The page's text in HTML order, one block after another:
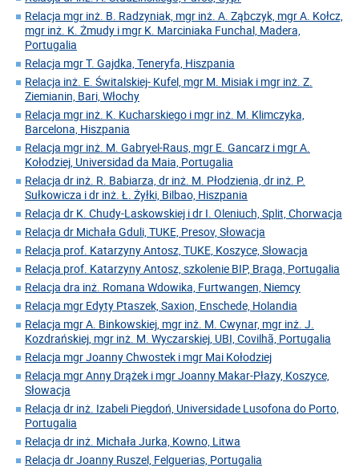
Relacja mgr inż. B. Radzyniak, mgr inż. A. Ząbczyk, mgr A. Kołcz,
mgr inż. K. Żmudy i mgr K. Marciniaka Funchal, Madera,
Portugalia
Relacja mgr T. Gajdka, Teneryfa, Hiszpania
Relacja inż. E. Świtalskiej- Kufel, mgr M. Misiak i mgr inż. Z.
Ziemianin, Bari, Włochy
Relacja mgr inż. K. Kucharskiego i mgr inż. M. Klimczyka,
Barcelona, Hiszpania
Relacja mgr inż. M. Gabryel-Raus, mgr E. Gancarz i mgr A.
Kołodziej, Universidad da Maia, Portugalia
Relacja dr inż. R. Babiarza, dr inż. M. Płodzienia, dr inż. P.
Sułkowicza i dr inż. Ł. Żyłki, Bilbao, Hiszpania
Relacja dr K. Chudy-Laskowskiej i dr I. Oleniuch, Split, Chorwacja
Relacja dr Michała Gduli, TUKE, Presov, Słowacja
Relacja prof. Katarzyny Antosz, TUKE, Koszyce, Słowacja
Relacja prof. Katarzyny Antosz, szkolenie BIP, Braga, Portugalia
Relacja dra inż. Romana Wdowika, Furtwangen, Niemcy
Relacja mgr Edyty Ptaszek, Saxion, Enschede, Holandia
Relacja mgr A. Binkowskiej, mgr inż. M. Cwynar, mgr inż. J.
Kozdrańskiej, mgr inż. M. Wyczarskiej, UBI, Covilhã, Portugalia
Relacja mgr Joanny Chwostek i mgr Mai Kołodziej
Relacja mgr Anny Drążek i mgr Joanny Makar-Płazy, Koszyce,
Słowacja
Relacja dr inż. Izabeli Piegdoń, Universidade Lusofona do Porto,
Portugalia
Relacja dr inż. Michała Jurka, Kowno, Litwa
Relacja dr Joanny Ruszel, Felguerias, Portugalia